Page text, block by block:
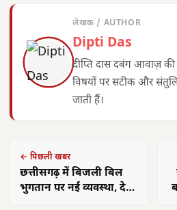
लेखक / AUTHOR
Dipti Das
दीप्ति दास दबंग आवाज़ की
विषयों पर सटीक और
जाती हैं।
← पिछली खबर
छत्तीसगढ़ में बिजली बिल
भुगतान पर नई व्यवस्था, देरी